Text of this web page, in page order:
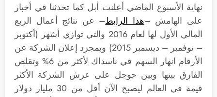
نهاية الأسبوع الماضي أعلنت أبل كما تحدثنا في أخبار
على الهامش –هذا الرابط– عن نتائج أعمال الربع
المالي الأول لها لعام 2016 والتي توازي أشهر (أكتوبر
– نوفمبر – ديسمبر 2015) وبمجرد إعلان الشركة عن
الأرقام انهار السهم في ناسداك لأكثر من 6% وتقلص
الفارق بينها وبين جوجل على عرش الشركة الأكثر
قيمة في العالم ليصبح الآن أقل من 30 مليار دولار